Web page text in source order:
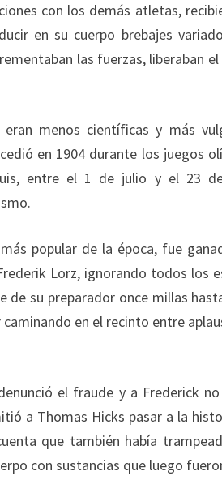
con los demás atletas,
en su cuerpo brebajes
las fuerzas, liberaban el
menos científicas y más
en 1904 durante los juegos
entre el 1 de julio y el 23
popular de la época, fue
Lorz, ignorando todos los
de su preparador once millas
en el recinto entre
el fraude y a Frederick
a Thomas Hicks pasar a la
que también había
con sustancias que luego